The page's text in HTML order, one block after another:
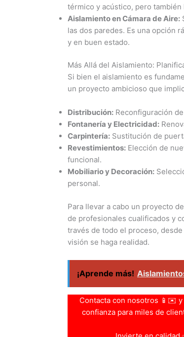
térmico y acústico, pero
Aislamiento en Cámara de Aire:
las dos paredes. Es una opción
y en buen estado.
Más Allá del Aislamiento:
Si bien el aislamiento es
un proyecto ambicioso que
Distribución: Reconfiguración
Fontanería y Electricidad:
Carpintería: Sustitución de
Revestimientos: Elección de
funcional.
Mobiliario y Decoración:
personal.
Para llevar a cabo un proyecto
de profesionales cualificados y
través de todo el proceso,
visión se haga realidad.
¡Aprende más!
Contacta con nosotros 📱✉️
confianza para miles de